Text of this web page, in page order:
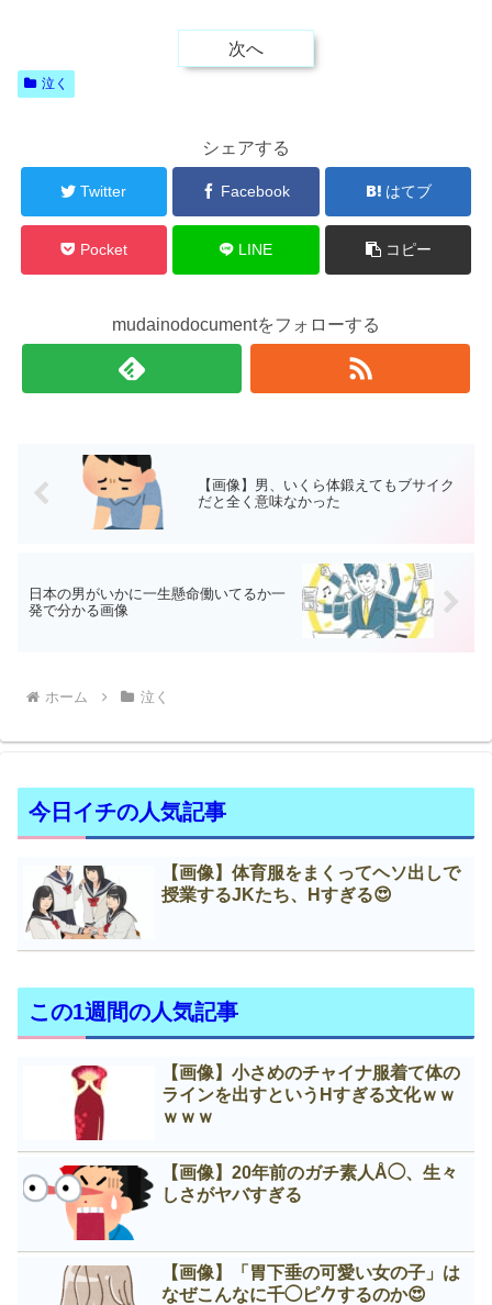
次へ
泣く
シェアする
Twitter Facebook はてブ
Pocket LINE コピー
mudainodocumentをフォローする
【画像】男、いくら体鍛えてもブサイク
だと全く意味なかった
日本の男がいかに一生懸命働いてるか一
発で分かる画像
ホーム 泣く
今日イチの人気記事
【画像】体育服をまくってヘソ出しで
授業するJKたち、Нすぎる😍
この1週間の人気記事
【画像】小さめのチャイナ服着て体の
ラインを出すというНすぎる文化ｗｗ
ｗｗｗ
【画像】20年前のガチ素人Å◯、生々
しさがヤバすぎる
【画像】「胃下垂の可愛い女の子」は
なぜこんなに千◯ピ𠂊するのか😍